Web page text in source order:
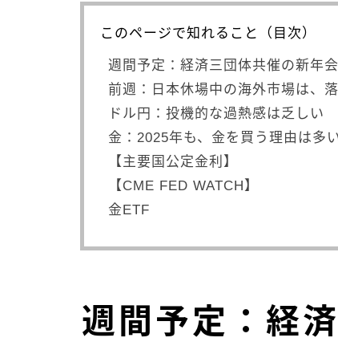
このページで知れること（目次）
週間予定：経済三団体共催の新年
前週：日本休場中の海外市場は、
ドル円：投機的な過熱感は乏しい
金：2025年も、金を買う理由は多
【主要国公定金利】
【CME FED WATCH】
金ETF
週間予定：経